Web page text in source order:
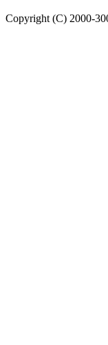
Copyright (C) 2000-